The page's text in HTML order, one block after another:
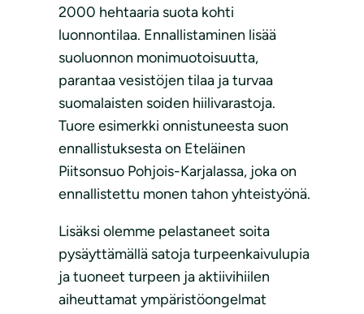
2000 hehtaaria suota kohti
luonnontilaa. Ennallistaminen lisää
suoluonnon monimuotoisuutta,
parantaa vesistöjen tilaa ja turvaa
suomalaisten soiden hiilivarastoja.
Tuore esimerkki onnistuneesta suon
ennallistuksesta on Eteläinen
Piitsonsuo Pohjois-Karjalassa, joka on
ennallistettu monen tahon yhteistyönä.
Lisäksi olemme pelastaneet soita
pysäyttämällä satoja turpeenkaivulupia
ja tuoneet turpeen ja aktiivihiilen
aiheuttamat ympäristöongelmat